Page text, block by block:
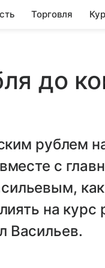
Торговля
до
рублем
с
на курс
Васильев.